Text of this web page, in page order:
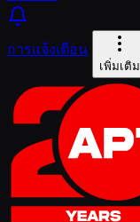
การแจ้งเตือน
เพิ่มเติม